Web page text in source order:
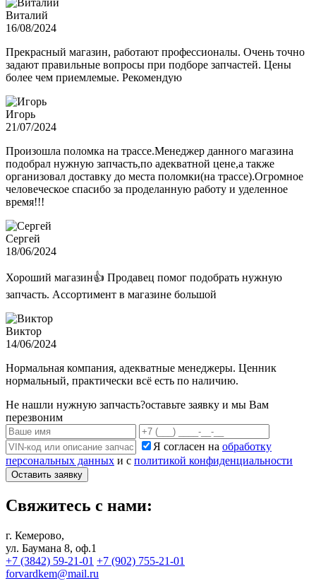
Виталий
16/08/2024
Прекрасный магазин, работают профессионалы. Очень точно
задают правильные вопросы при подборе запчастей. Цены
более чем приемлемые. Рекомендую
Игорь
21/07/2024
Произошла поломка на трассе.Менеджер данного магазина
подобрал нужную запчасть,по адекватной цене,а также
организовал доставку до места поломки(на трассе).Огромное
человеческое спасибо за проделанную работу и уделенное
время!!!
Сергей
18/06/2024
Хороший магазин👍 Продавец помог подобрать нужную
запчасть. Ассортимент в магазине большой
Виктор
14/06/2024
Нормальная компания, адекватные менеджеры. Ценник
нормальный, практически всё есть по наличию.
Не нашли нужную запчасть?оставьте заявку и мы Вам
перезвоним
Я согласен на обработку
персональных данных и с политикой конфиденциальности
Оставить заявку
Свяжитесь с нами:
г. Кемерово,
ул. Баумана 8, оф.1
+7 (3842) 59-21-01 +7 (902) 755-21-01
forvardkem@mail.ru